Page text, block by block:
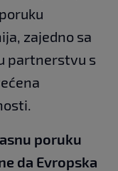
zajedno sa
partnerstvu s
poruku
da Evropska